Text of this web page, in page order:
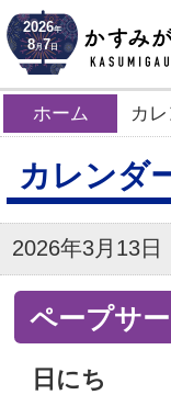
2026年
8月7日
ホーム カ
カレンダ
2026年3月13日
ペープサー
日にち